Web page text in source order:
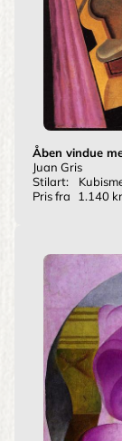
Åben vindue
Juan Gris
Stilart:
Pris fra
1.140